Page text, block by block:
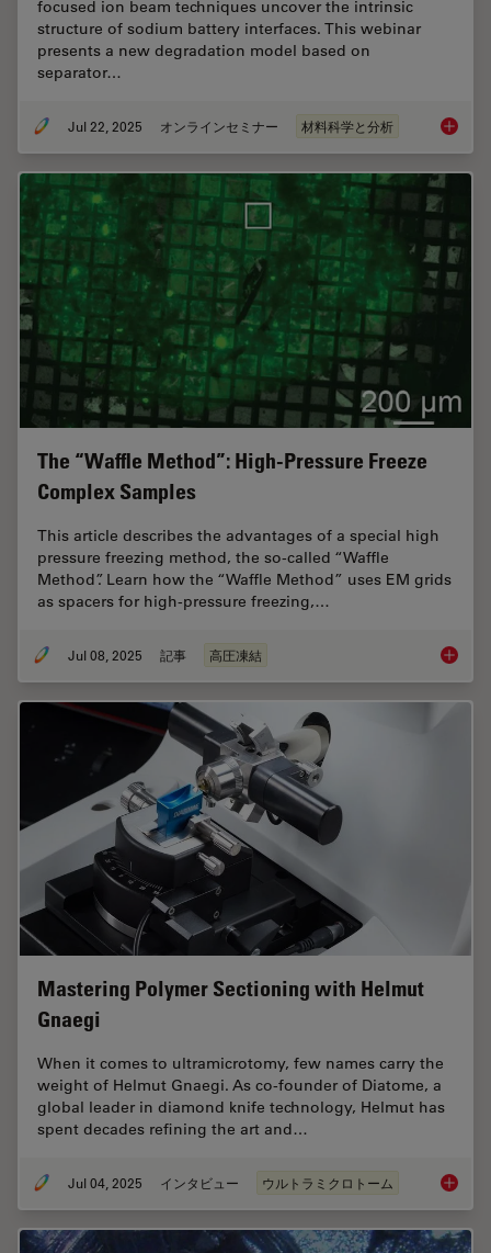
focused ion beam techniques uncover the intrinsic
structure of sodium battery interfaces. This webinar
presents a new degradation model based on
separator…
Jul 22, 2025 オンラインセミナー 材料科学と分析
The “Waffle Method”: High-Pressure Freeze
Complex Samples
This article describes the advantages of a special high
pressure freezing method, the so-called “Waffle
Method”. Learn how the “Waffle Method” uses EM grids
as spacers for high-pressure freezing,…
Jul 08, 2025 記事 高圧凍結 The
Mastering Polymer Sectioning with Helmut
Gnaegi
When it comes to ultramicrotomy, few names carry the
weight of Helmut Gnaegi. As co-founder of Diatome, a
global leader in diamond knife technology, Helmut has
spent decades refining the art and…
Jul 04, 2025 インタビュー ウルトラミクロトーム